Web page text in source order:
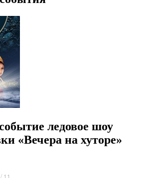
ледовое шоу
«Вечера на хуторе»
/